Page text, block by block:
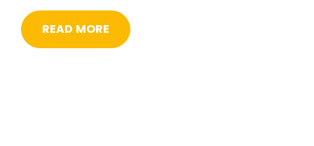
READ MORE